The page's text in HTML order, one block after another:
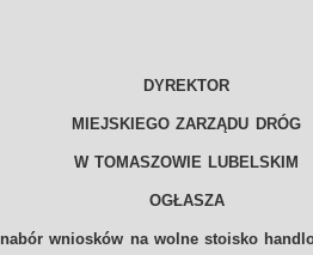
DYREKTOR
MIEJSKIEGO ZARZĄDU DRÓG
W TOMASZOWIE LUBELSKIM
OGŁASZA
nabór wniosków na wolne stoisko